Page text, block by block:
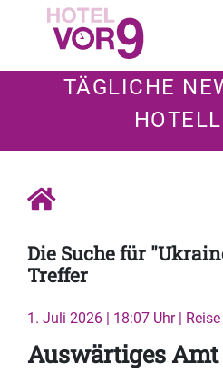
TÄGLICHE
Die Suche für
Treffer
1. Juli 2026 | 18:07 Uhr |
Auswärtiges